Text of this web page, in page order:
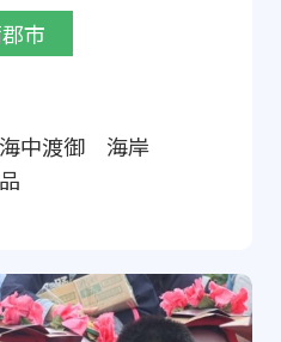
市
中渡御 海岸